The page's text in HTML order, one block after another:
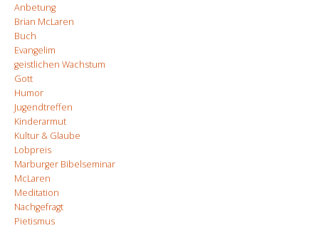
Anbetung
Brian McLaren
Buch
Evangelim
geistlichen Wachstum
Gott
Humor
Jugendtreffen
Kinderarmut
Kultur & Glaube
Lobpreis
Marburger Bibelseminar
McLaren
Meditation
Nachgefragt
Pietismus